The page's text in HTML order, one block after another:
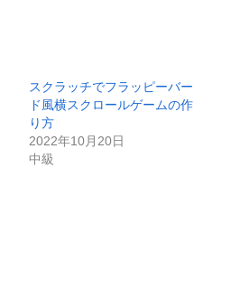
スクラッチでフラッピーバー
ド風横スクロールゲームの作
り方
2022年10月20日
中級